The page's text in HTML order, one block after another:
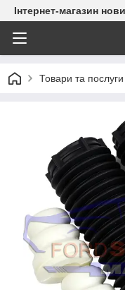
Інтернет-магазин
Товари та послуги